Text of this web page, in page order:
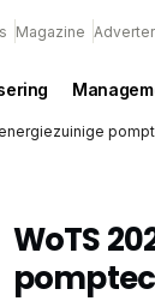
Magazine
WoTS